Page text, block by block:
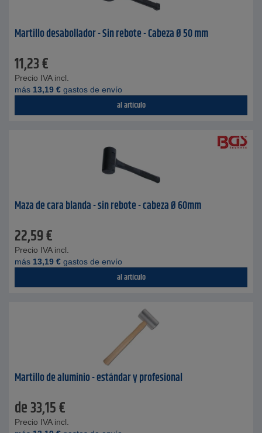
Martillo desabollador - Sin rebote - Cabeza Ø 50 mm
11,23€
Precio IVA incl.
más 13,19 € gastos de envío
al artículo
Maza de cara blanda - sin rebote - cabeza Ø 60mm
22,59€
Precio IVA incl.
más 13,19 € gastos de envío
al artículo
Martillo de aluminio - estándar y profesional
de33,15€
Precio IVA incl.